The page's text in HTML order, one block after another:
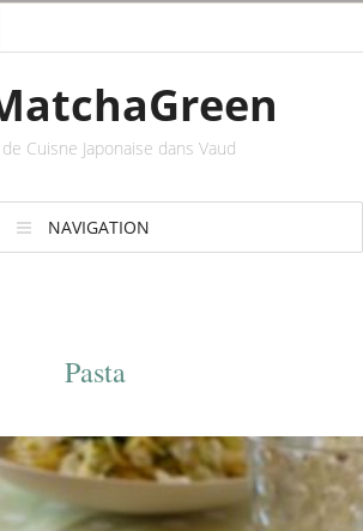
Cuisne Japonaise dans Vaud
NAVIGATION
Pasta